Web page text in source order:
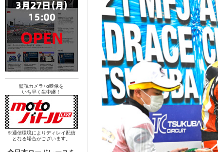
監視カメラ+α映像を
いち早く生中継！
※通信環境によりディレイ配信
となる場合がございます。